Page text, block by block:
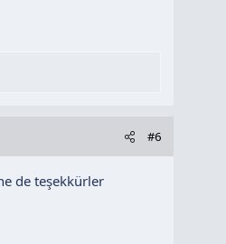
#6
de teşekkürler